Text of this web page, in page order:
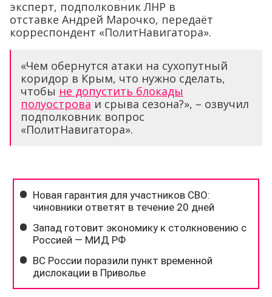
эксперт, подполковник ЛНР в
отставке Андрей Марочко, передаёт
корреспондент «ПолитНавигатора».
«Чем обернутся атаки на сухопутный
коридор в Крым, что нужно сделать,
чтобы не допустить блокады
полуострова и срыва сезона?», – озвучил
подполковник вопрос
«ПолитНавигатора».